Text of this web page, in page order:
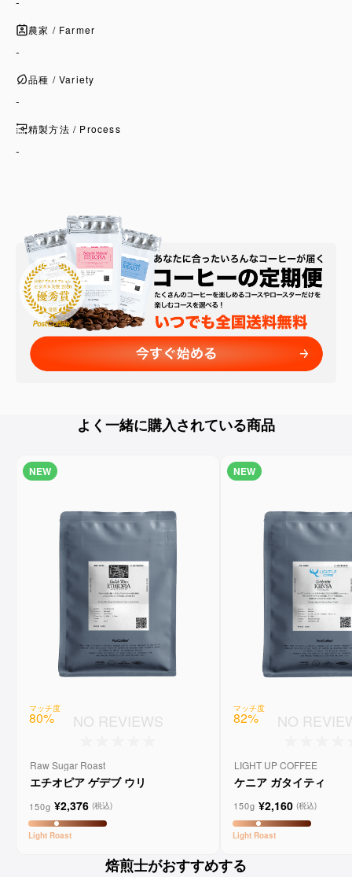
農家 / Farmer
-
品種 / Variety
-
精製方法 / Process
-
よく一緒に購入されている商品
NEW
マッチ度
80% NO REVIEWS
Raw Sugar Roast
エチオピア ゲデブ ウリ
150g ¥2,376 (税込)
Light Roast
NEW
マッチ度
82% NO
LIGHT UP COFFEE
ケニア ガタイティ
150g ¥2,160 (税込)
Light Roast
焙煎士がおすすめする